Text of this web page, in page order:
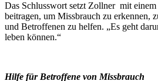
Das Schlusswort setzt Zollner mit
beitragen, um Missbrauch zu erkennen,
und Betroffenen zu helfen. „Es geht
leben können.“
Hilfe für Betroffene von Missbrauch